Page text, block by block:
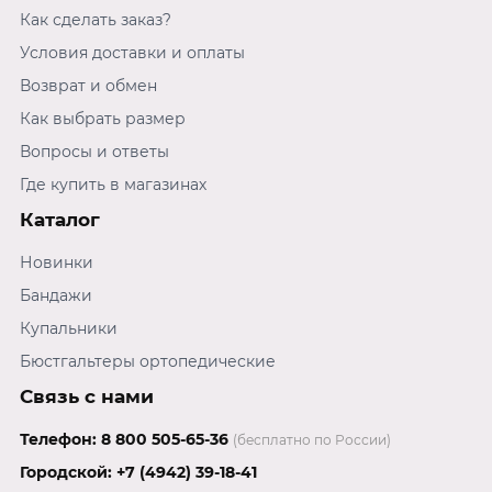
поясничного отдела во время ношения. Эффект
моделирования достигается за счет особой
конструкции лямок и вставок, что делает его
надежным помощником для достижения желаемого
влияет на качество материала, сохраняя его
первоначальные характеристики надолго.
Как сделать заказ?
Условия доставки и оплаты
Возврат и обмен
Как выбрать размер
Вопросы и ответы
Где купить в магазинах
Каталог
Новинки
Бандажи
Купальники
Бюстгальтеры ортопедические
Связь с нами
Телефон: 8 800 505-65-36 (бесплатно по России)
Городской: +7 (4942) 39-18-41